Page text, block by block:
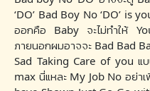
‘DO’ Bad Boy No ‘DO’ is
ออกคือ Baby จะไม่ทำให้
ภายนอกผมอาจจะ Bad Bad
Sad Taking Care of you
max นี่แหละ My Job No อย่า